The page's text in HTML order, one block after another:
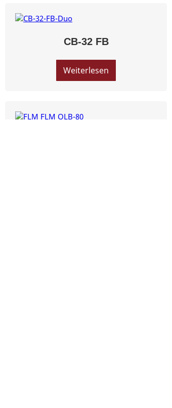
CB-32 FB
Weiterlesen